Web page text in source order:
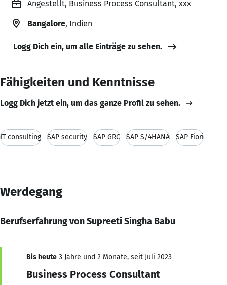
Angestellt, Business Process Consultant, xxx
Bangalore, Indien
Logg Dich ein, um alle Einträge zu sehen.
Fähigkeiten und Kenntnisse
Logg Dich jetzt ein, um das ganze Profil zu sehen.
IT consulting SAP security SAP GRC SAP S/4HANA SAP Fiori
Werdegang
Berufserfahrung von Supreeti Singha Babu
Bis heute 3 Jahre und 2 Monate, seit Juli 2023
Business Process Consultant